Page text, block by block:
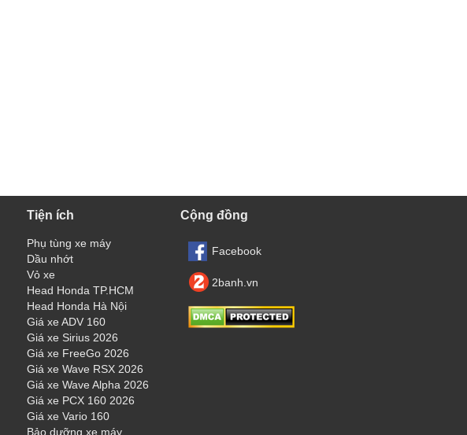
Tiện ích
Phụ tùng xe máy
Dầu nhớt
Vỏ xe
Head Honda TP.HCM
Head Honda Hà Nội
Giá xe ADV 160
Giá xe Sirius 2026
Giá xe FreeGo 2026
Giá xe Wave RSX 2026
Giá xe Wave Alpha 2026
Giá xe PCX 160 2026
Giá xe Vario 160
Bảo dưỡng xe máy
Cộng đồng
Facebook
2banh.vn